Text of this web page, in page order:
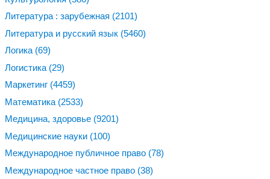
Литература : зарубежная (2101)
Литература и русский язык (5460)
Логика (69)
Логистика (29)
Маркетинг (4459)
Математика (2533)
Медицина, здоровье (9201)
Медицинские науки (100)
Международное публичное право (78)
Международное частное право (38)